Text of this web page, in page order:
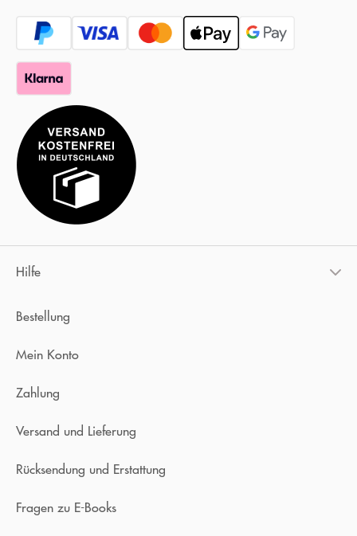
Hilfe
Bestellung
Mein Konto
Zahlung
Versand und Lieferung
Rücksendung und Erstattung
Fragen zu E-Books